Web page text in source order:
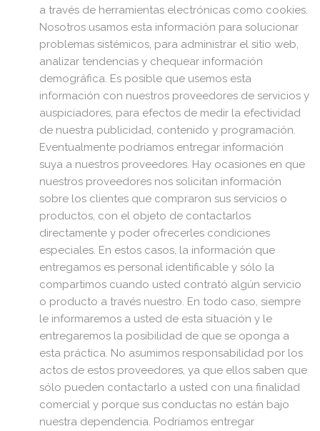
a través de herramientas electrónicas como cookies.
Nosotros usamos esta información para solucionar
problemas sistémicos, para administrar el sitio web,
analizar tendencias y chequear información
demográfica. Es posible que usemos esta
información con nuestros proveedores de servicios y
auspiciadores, para efectos de medir la efectividad
de nuestra publicidad, contenido y programación.
Eventualmente podríamos entregar información
suya a nuestros proveedores. Hay ocasiones en que
nuestros proveedores nos solicitan información
sobre los clientes que compraron sus servicios o
productos, con el objeto de contactarlos
directamente y poder ofrecerles condiciones
especiales. En estos casos, la información que
entregamos es personal identificable y sólo la
compartimos cuando usted contrató algún servicio
o producto a través nuestro. En todo caso, siempre
le informaremos a usted de esta situación y le
entregaremos la posibilidad de que se oponga a
esta práctica. No asumimos responsabilidad por los
actos de estos proveedores, ya que ellos saben que
sólo pueden contactarlo a usted con una finalidad
comercial y porque sus conductas no están bajo
nuestra dependencia. Podríamos entregar